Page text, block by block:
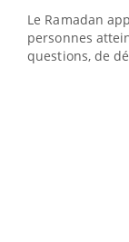
Le Ramadan
personnes
questions, de